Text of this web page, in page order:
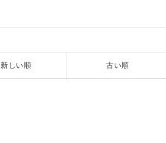
新しい順 古い順